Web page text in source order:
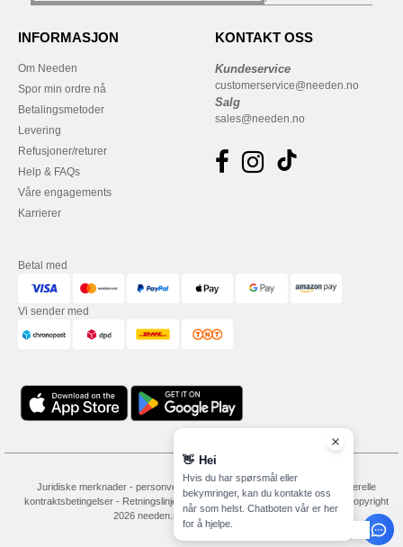
INFORMASJON
Om Needen
Spor min ordre nå
Betalingsmetoder
Levering
Refusjoner/returer
Help & FAQs
Våre engagements
Karrierer
KONTAKT OSS
Kundeservice
customerservice@needen.no
Salg
sales@needen.no
Betal med
Vi sender med
Juridiske merknader- personvernerklæring
Generelle
kontraktsbetingelser- Retningslinjer for informasjonskapsler Site Map
Copyright
2026 needen.no - Alle rettigheter forbeholdt
👋 Hei
Hvis du har spørsmål eller
bekymringer, kan du kontakte oss
når som helst. Chatboten vår er her
for å hjelpe.